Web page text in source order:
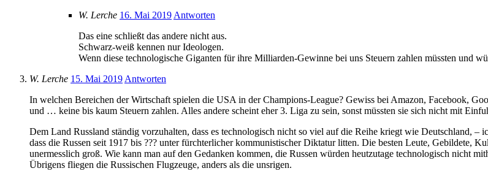
W. Lerche 16. Mai 2019 Antworten
Das eine schließt das andere nicht aus.
Schwarz-weiß kennen nur Ideologen.
Wenn diese technologische Giganten für ihre Milliarden-Gewinne bei uns Steuern zahlen müssten und
W. Lerche 15. Mai 2019 Antworten
In welchen Bereichen der Wirtschaft spielen die USA in der Champions-League? Gewiss bei Amazon, Facebook,
und … keine bis kaum Steuern zahlen. Alles andere scheint eher 3. Liga zu sein, sonst müssten sie sich nicht mit
Dem Land Russland ständig vorzuhalten, dass es technologisch nicht so viel auf die Reihe kriegt wie Deutschland,
dass die Russen seit 1917 bis ??? unter fürchterlicher kommunistischer Diktatur litten. Die besten Leute, Gebildete,
unermesslich groß. Wie kann man auf den Gedanken kommen, die Russen würden heutzutage technologisch nicht
Übrigens fliegen die Russischen Flugzeuge, anders als die unsrigen.